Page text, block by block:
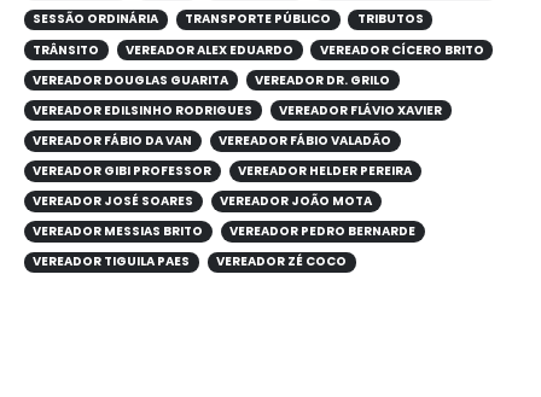
SESSÃO ORDINÁRIA
TRANSPORTE PÚBLICO
TRIBUTOS
TRÂNSITO
VEREADOR ALEX EDUARDO
VEREADOR CÍCERO BRITO
VEREADOR DOUGLAS GUARITA
VEREADOR DR. GRILO
VEREADOR EDILSINHO RODRIGUES
VEREADOR FLÁVIO XAVIER
VEREADOR FÁBIO DA VAN
VEREADOR FÁBIO VALADÃO
VEREADOR GIBI PROFESSOR
VEREADOR HELDER PEREIRA
VEREADOR JOSÉ SOARES
VEREADOR JOÃO MOTA
VEREADOR MESSIAS BRITO
VEREADOR PEDRO BERNARDE
VEREADOR TIGUILA PAES
VEREADOR ZÉ COCO